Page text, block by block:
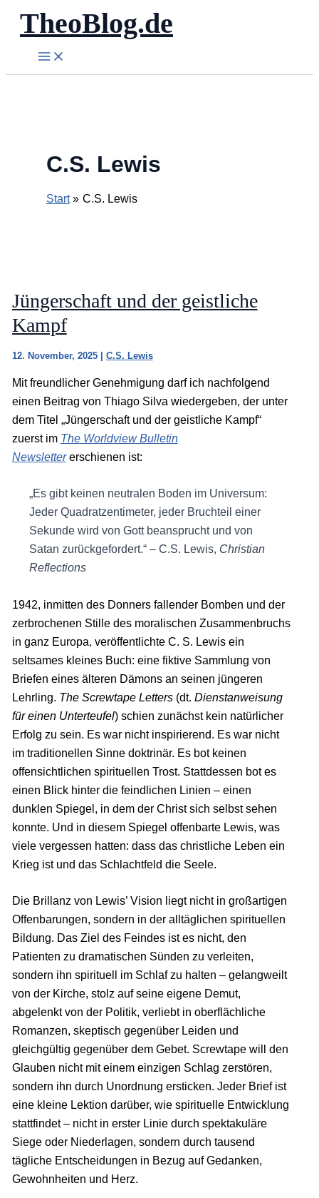
Zum
Inhalt
springen
TheoBlog.de
C.S. Lewis
Start C.S. Lewis
Jüngerschaft und der geistliche
Kampf
12. November, 2025 | C.S. Lewis
Mit freundlicher Genehmigung darf ich nachfolgend
einen Beitrag von Thiago Silva wiedergeben, der unter
dem Titel „Jüngerschaft und der geistliche Kampf“
zuerst im The Worldview Bulletin
Newslettererschienen ist:
„Es gibt keinen neutralen Boden im Universum:
Jeder Quadratzentimeter, jeder Bruchteil einer
Sekunde wird von Gott beansprucht und von
Satan zurückgefordert.“ – C.S. Lewis, Christian
Reflections
1942, inmitten des Donners fallender Bomben und der
zerbrochenen Stille des moralischen Zusammenbruchs
in ganz Europa, veröffentlichte C. S. Lewis ein
seltsames kleines Buch: eine fiktive Sammlung von
Briefen eines älteren Dämons an seinen jüngeren
Lehrling. The Screwtape Letters(dt. Dienstanweisung
für einen Unterteufel) schien zunächst kein natürlicher
Erfolg zu sein. Es war nicht inspirierend. Es war nicht
im traditionellen Sinne doktrinär. Es bot keinen
offensichtlichen spirituellen Trost. Stattdessen bot es
einen Blick hinter die feindlichen Linien – einen
dunklen Spiegel, in dem der Christ sich selbst sehen
konnte. Und in diesem Spiegel offenbarte Lewis, was
viele vergessen hatten: dass das christliche Leben ein
Krieg ist und das Schlachtfeld die Seele.
Die Brillanz von Lewis’ Vision liegt nicht in großartigen
Offenbarungen, sondern in der alltäglichen spirituellen
Bildung. Das Ziel des Feindes ist es nicht, den
Patienten zu dramatischen Sünden zu verleiten,
sondern ihn spirituell im Schlaf zu halten – gelangweilt
von der Kirche, stolz auf seine eigene Demut,
abgelenkt von der Politik, verliebt in oberflächliche
Romanzen, skeptisch gegenüber Leiden und
gleichgültig gegenüber dem Gebet. Screwtape will den
Glauben nicht mit einem einzigen Schlag zerstören,
sondern ihn durch Unordnung ersticken. Jeder Brief ist
eine kleine Lektion darüber, wie spirituelle Entwicklung
stattfindet – nicht in erster Linie durch spektakuläre
Siege oder Niederlagen, sondern durch tausend
tägliche Entscheidungen in Bezug auf Gedanken,
Gewohnheiten und Herz.